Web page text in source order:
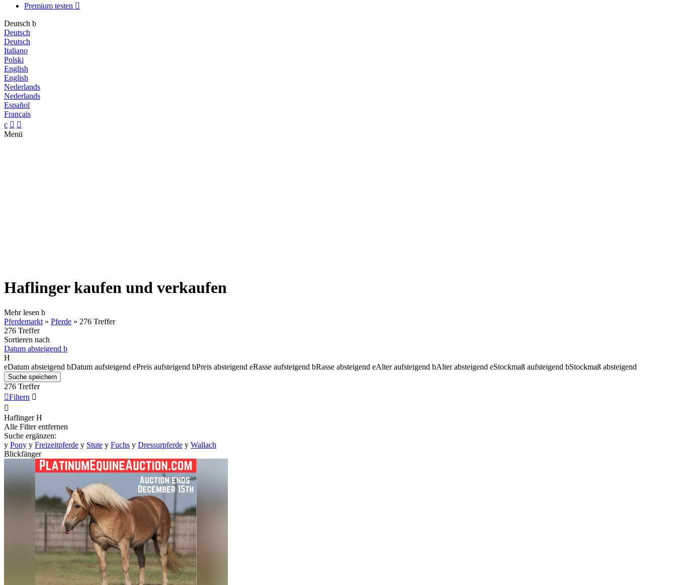
Premium testen 
Deutsch b
Deutsch
Deutsch
Italiano
Polski
English
English
Nederlands
Nederlands
Español
Français
c  
Menü
Haflinger kaufen und verkaufen
Mehr lesen b
Pferdemarkt » Pferde » 276 Treffer
276 Treffer
Sortieren nach
Datum absteigend b
H
eDatum absteigend bDatum aufsteigend ePreis aufsteigend bPreis absteigend eRasse aufsteigend bRasse absteigend eAlter aufsteigend bAlter absteigend eStockmaß aufsteigend bStockmaß absteigend
Suche speichern
276 Treffer
Filtern 

Haflinger H
Alle Filter entfernen
Suche ergänzen:
y Pony y Freizeitpferde y Stute y Fuchs y Dressurpferde y Wallach
Blickfänger